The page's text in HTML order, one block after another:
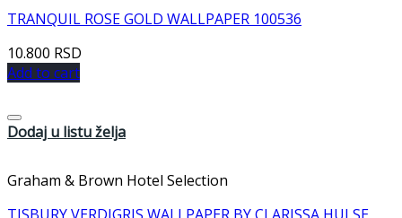
TRANQUIL ROSE GOLD WALLPAPER 100536
10.800 RSD
Add to cart
Dodaj u listu želja
Graham & Brown Hotel Selection